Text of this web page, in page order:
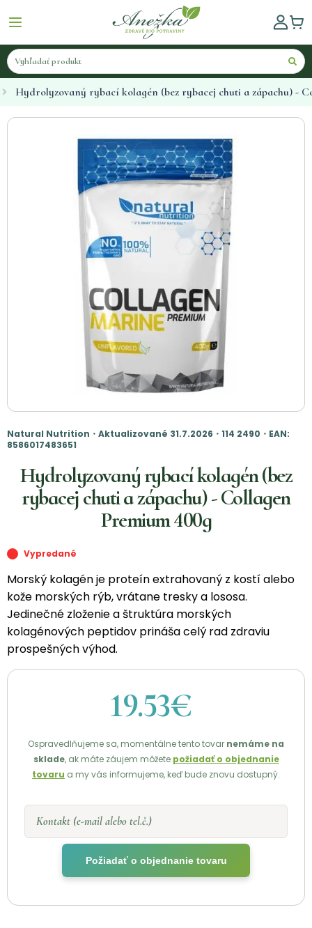
Hydrolyzovaný rybací kolagén (bez rybacej chuti a zápachu) -
Natural Nutrition・Aktualizované 31.7.2026・114 2490・EAN:
8586017483651
Hydrolyzovaný rybací kolagén (bez
rybacej chuti a zápachu) - Collagen
Premium 400g
Vypredané
Morský kolagén je proteín extrahovaný z kostí alebo
kože morských rýb, vrátane tresky a lososa.
Jedinečné zloženie a štruktúra morských
kolagénových peptidov prináša celý rad zdraviu
prospešných výhod.
19.53€
Ospravedlňujeme sa, momentálne tento tovar nemáme na
sklade, ak máte záujem môžete požiadať o objednanie
tovaru a my vás informujeme, keď bude znovu dostupný.
Kontakt (e-mail alebo tel.č.)
Požiadať o objednanie tovaru